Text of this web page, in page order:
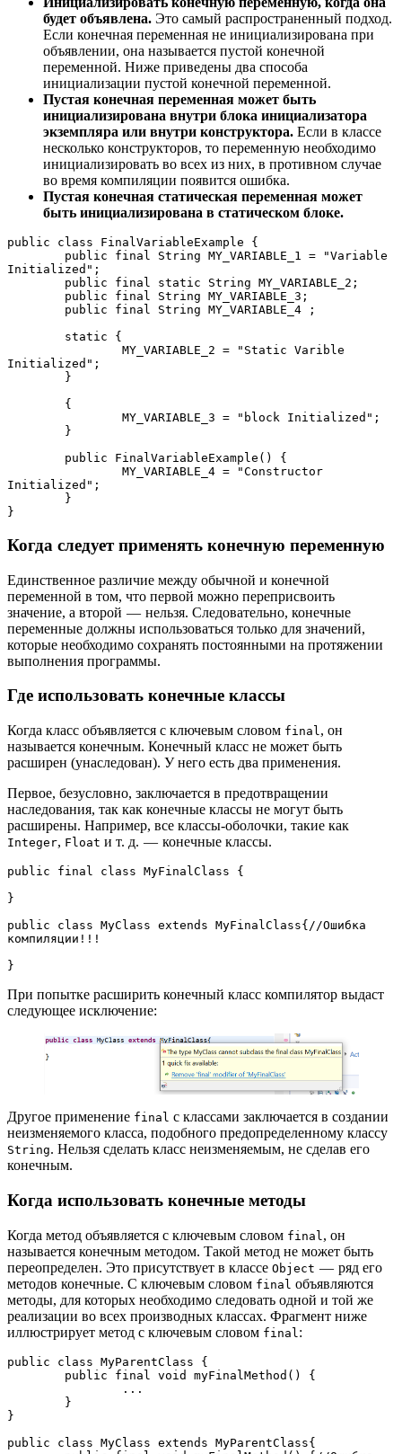
будет объявлена. Это самый распространенный подход.
Если конечная переменная не инициализирована при
объявлении, она называется пустой конечной
переменной. Ниже приведены два способа
инициализации пустой конечной переменной.
Пустая конечная переменная может быть
инициализирована внутри блока инициализатора
экземпляра или внутри конструктора. Если в классе
несколько конструкторов, то переменную необходимо
инициализировать во всех из них, в противном случае
во время компиляции появится ошибка.
Пустая конечная статическая переменная может
быть инициализирована в статическом блоке.
public class FinalVariableExample {
Initialized";
Initialized";
Initialized";
}
Когда следует применять конечную переменную
Единственное различие между обычной и конечной
переменной в том, что первой можно переприсвоить
значение, а второй — нельзя. Следовательно, конечные
переменные должны использоваться только для значений,
которые необходимо сохранять постоянными на протяжении
выполнения программы.
Где использовать конечные классы
Когда класс объявляется с ключевым словом final, он
называется конечным. Конечный класс не может быть
расширен (унаследован). У него есть два применения.
Первое, безусловно, заключается в предотвращении
наследования, так как конечные классы не могут быть
расширены. Например, все классы-оболочки, такие как
Integer, Float и т. д. — конечные классы.
public final class MyFinalClass {
}
public class MyClass extends MyFinalClass{//Ошибка
компиляции!!!
}
При попытке расширить конечный класс компилятор выдаст
следующее исключение:
Другое применение final с классами заключается в создании
неизменяемого класса, подобного предопределенному классу
String. Нельзя сделать класс неизменяемым, не сделав его
конечным.
Когда использовать конечные методы
Когда метод объявляется с ключевым словом final , он
называется конечным методом. Такой метод не может быть
переопределен. Это присутствует в классе Object — ряд его
методов конечные. С ключевым словом final объявляются
методы, для которых необходимо следовать одной и той же
реализации во всех производных классах. Фрагмент ниже
иллюстрирует метод с ключевым словом final :
public class MyParentClass {
	public final void myFinalMethod() {
		...
	}
}
public class MyClass extends MyParentClass{